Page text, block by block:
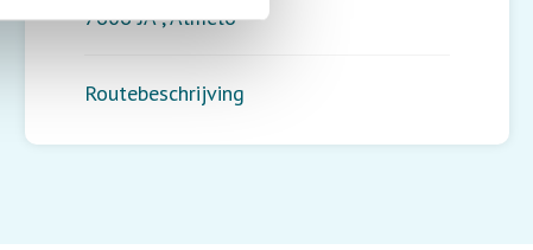
7606 JA,Almelo
Routebeschrijving